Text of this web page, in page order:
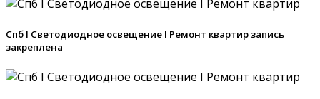
Спб I Светодиодное освещение I Ремонт квартир запись
закреплена